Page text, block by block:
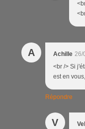
A Achille 26/
<br /> Si
est en
Répondre
V